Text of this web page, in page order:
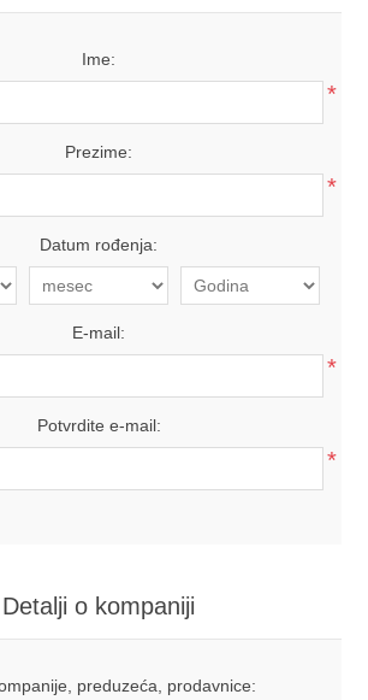
Ime:
*
Prezime:
*
Datum rođenja:
E-mail:
*
Potvrdite e-mail:
*
Detalji o kompaniji
preduzeća, prodavnice: